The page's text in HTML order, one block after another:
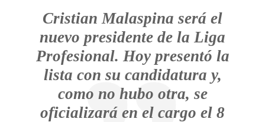
Cristian Malaspina será el
nuevo presidente de la Liga
Profesional. Hoy presentó la
lista con su candidatura y,
como no hubo otra, se
oficializará en el cargo el 8